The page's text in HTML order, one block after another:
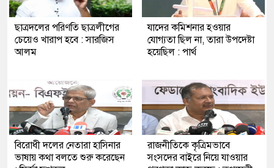
ছাত্রদলের পরিণতি ছাত্রলীগের
চেয়েও খারাপ হবে : সারজিস
আলম
যাদের কমিশনার হওয়ার
যোগ্যতা ছিল না, তারা উপদেষ্টা
হয়েছিল : পার্থ
বিরোধী দলের নেতারা হাসিনার
ভাষায় কথা বলতে শুরু করেছেন
রাজনীতিকে কৃত্রিমভাবে
সংসদের বাইরে নিয়ে যাওয়ার